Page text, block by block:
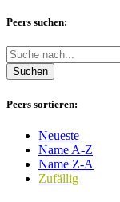
Peers suchen:
Suchen
Peers sortieren:
Neueste
Name A-Z
Name Z-A
Zufällig